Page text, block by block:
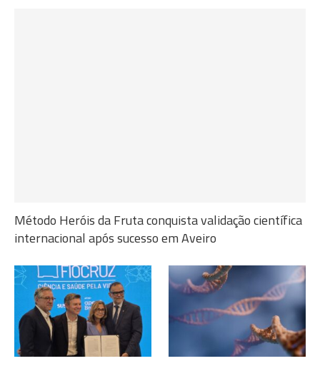
Método Heróis da Fruta conquista validação científica
internacional após sucesso em Aveiro